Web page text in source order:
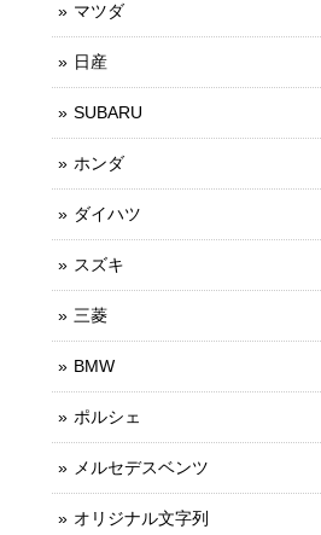
マツダ
日産
SUBARU
ホンダ
ダイハツ
スズキ
三菱
BMW
ポルシェ
メルセデスベンツ
オリジナル文字列